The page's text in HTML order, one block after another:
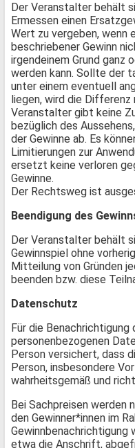
Der Veranstalter behält
Ermessen einen
Wert zu vergeben, wenn
beschriebener Gewinn
irgendeinem Grund ganz
werden kann. Sollte der
unter einem eventuell
liegen, wird die Differenz
Veranstalter gibt keine
bezüglich des
der Gewinne ab. Es
Limitierungen zur
ersetzt keine verloren
Gewinne.
Der Rechtsweg ist
Beendigung des
Der Veranstalter behält
Gewinnspiel ohne
Mitteilung von Gründen
beenden bzw. diese
Datenschutz
Für die Benachrichtigung
personenbezogenen
Person versichert, dass
Person, insbesondere
wahrheitsgemäß und
Bei Sachpreisen werden
den Gewinner*innen im
Gewinnbenachrichtigung
etwa die Anschrift,